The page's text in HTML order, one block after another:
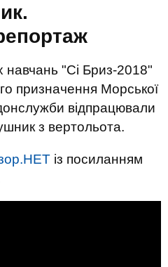
"Сі Бриз-2018"
призначення Морської
відпрацювали
з вертольота.
із посиланням